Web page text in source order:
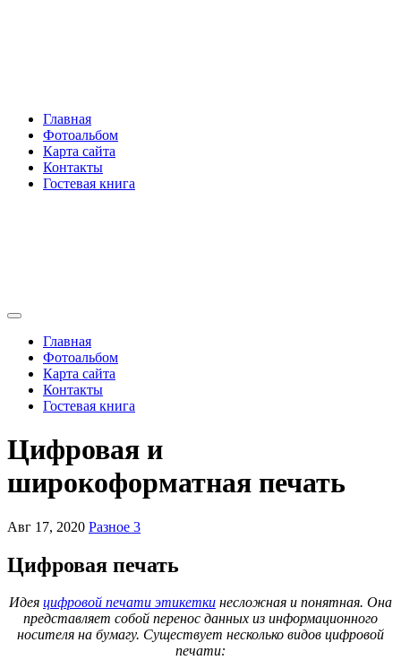
Главная
Фотоальбом
Карта сайта
Контакты
Гостевая книга
Главная
Фотоальбом
Карта сайта
Контакты
Гостевая книга
Цифровая и
широкоформатная печать
Авг 17, 2020 Разное 3
Цифровая печать
Идея цифровой печати этикетки несложная и понятная. Она
представляет собой перенос данных из информационного
носителя на бумагу. Существует несколько видов цифровой
печати: